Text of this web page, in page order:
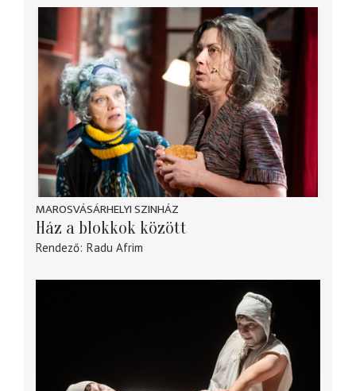
MAROSVÁSÁRHELYI SZINHÁZ
Ház a blokkok között
Rendező Radu Afrim